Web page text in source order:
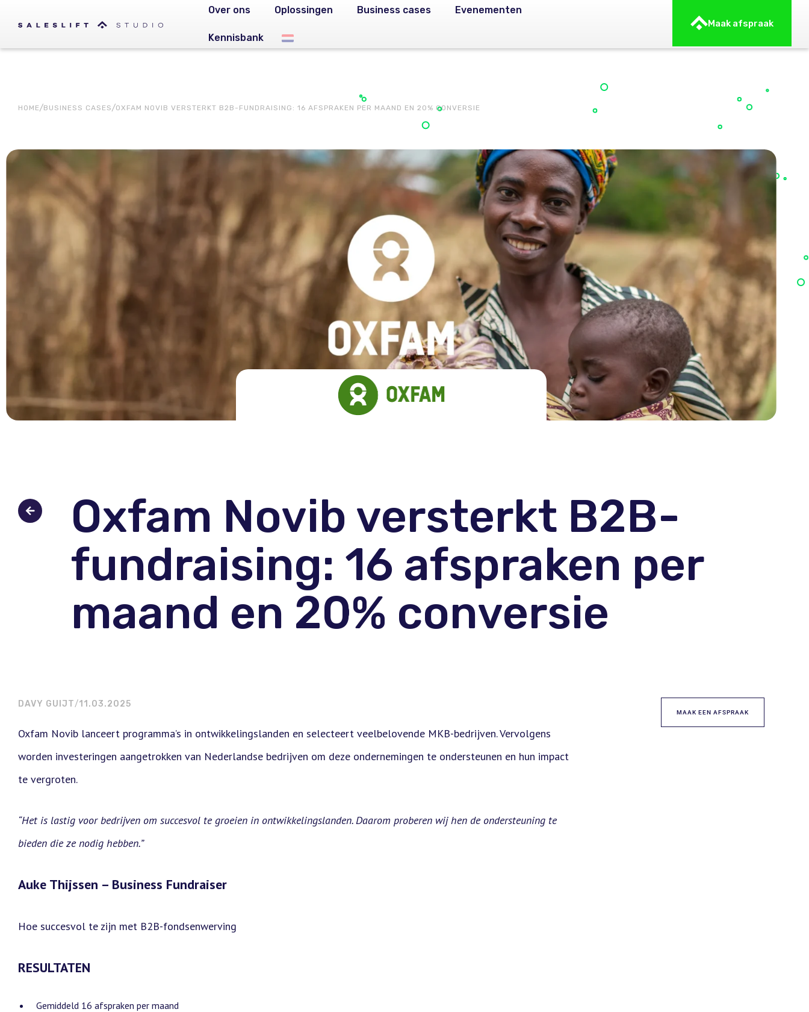
Over ons Oplossingen Business cases Evenementen
Kennisbank
Maak afspraak
HOME BUSINESS CASES OXFAM NOVIB VERSTERKT B2B-FUNDRAISING: 16 AFSPRAKEN PER MAAND EN 20% CONVERSIE
Oxfam Novib versterkt B2B-
fundraising: 16 afspraken per
maand en 20% conversie
DAVY GUIJT 11.03.2025
Oxfam Novib lanceert programma’s in ontwikkelingslanden en selecteert veelbelovende MKB-bedrijven. Vervolgens
worden investeringen aangetrokken van Nederlandse bedrijven om deze ondernemingen te ondersteunen en hun impact
te vergroten.
“Het is lastig voor bedrijven om succesvol te groeien in ontwikkelingslanden. Daarom proberen wij hen de ondersteuning te
bieden die ze nodig hebben.”
Auke Thijssen – Business Fundraiser
Hoe succesvol te zijn met B2B-fondsenwerving
RESULTATEN
Gemiddeld 16 afspraken per maand
MAAK EEN AFSPRAAK